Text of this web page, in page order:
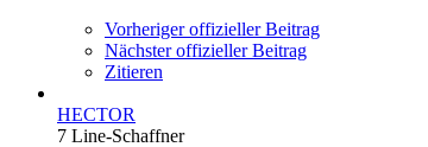
Vorheriger offizieller Beitrag
Nächster offizieller Beitrag
Zitieren
HECTOR
7 Line-Schaffner